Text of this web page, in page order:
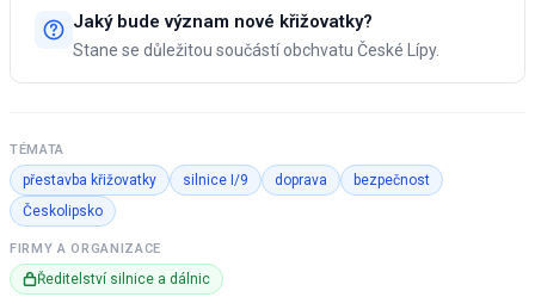
Jaký bude význam nové křižovatky?
Stane se důležitou součástí obchvatu České Lípy.
TÉMATA
přestavba křižovatky silnice I/9 doprava
bezpečnost
Českolipsko
FIRMY A ORGANIZACE
Ředitelství silnice a dálnic